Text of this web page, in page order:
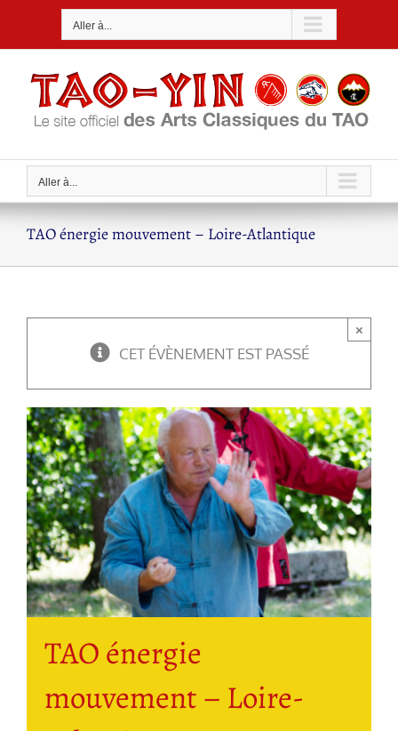
Aller à...
Aller à...
TAO énergie mouvement – Loire-Atlantique
CET ÉVÈNEMENT EST PASSÉ
×
TAO énergie
mouvement – Loire-